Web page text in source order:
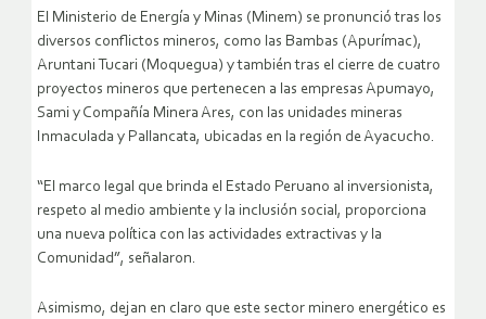
El Ministerio de Energía y Minas (Minem) se pronunció tras los
diversos conflictos mineros, como las Bambas (Apurímac),
Aruntani Tucari (Moquegua) y también tras el cierre de cuatro
proyectos mineros que pertenecen a las empresas Apumayo,
Sami y Compañía Minera Ares, con las unidades mineras
Inmaculada y Pallancata, ubicadas en la región de Ayacucho.
“El marco legal que brinda el Estado Peruano al inversionista,
respeto al medio ambiente y la inclusión social, proporciona
una nueva política con las actividades extractivas y la
Comunidad”, señalaron.
Asimismo, dejan en claro que este sector minero energético es